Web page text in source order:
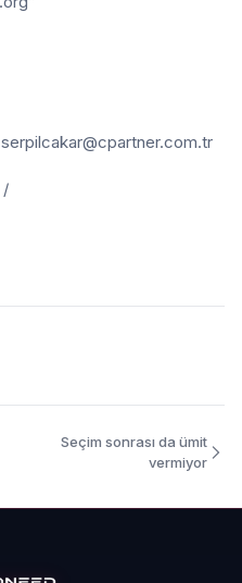
/
Seçim sonrası da ümit
vermiyor